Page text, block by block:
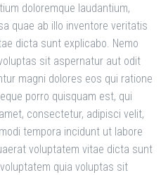
doloremque laudantium,
quae ab illo inventore veritatis
dicta sunt explicabo. Nemo
sit aspernatur aut odit
magni dolores eos qui ratione
porro quisquam est, qui
consectetur, adipisci velit,
tempora incidunt ut labore
voluptatem vitae dicta sunt
quia voluptas sit